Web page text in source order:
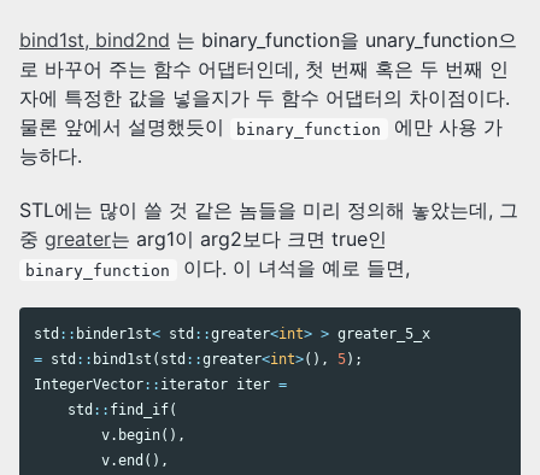
bind1st, bind2nd 는 binary_function을 unary_function으
로 바꾸어 주는 함수 어댑터인데, 첫 번째 혹은 두 번째 인
자에 특정한 값을 넣을지가 두 함수 어댑터의 차이점이다.
물론 앞에서 설명했듯이
binary_function
에만 사용 가
능하다.
STL에는 많이 쓸 것 같은 놈들을 미리 정의해 놓았는데, 그
중 greater는 arg1이 arg2보다 크면 true인
binary_function 이다. 이 녀석을 예로 들면,
std :: binder1st< std ::greater<int> > greater_5_x
= std :: bind1st ( std ::greater<int>(), 5);
IntegerVector:: iterator iter =
std :: find_if(
v. begin(),
v.end (),